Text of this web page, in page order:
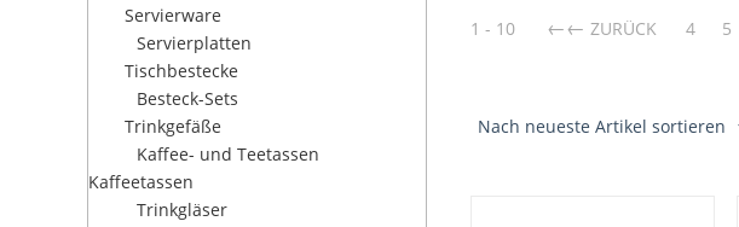
Servierware
Servierplatten
Tischbestecke
Besteck-Sets
Trinkgefäße
Kaffee- und Teetassen
Kaffeetassen
Trinkgläser
1 - 10 ← ZURÜCK 4 5
Nach neueste Artikel sortieren